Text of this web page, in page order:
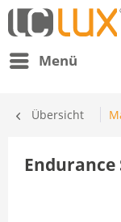
Menü
Übersicht